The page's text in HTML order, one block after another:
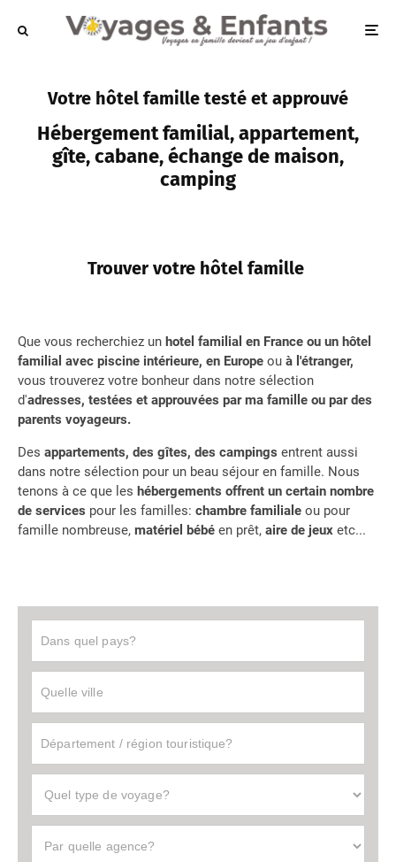
Votre hôtel famille testé et approuvé
Hébergement familial, appartement,
gîte, cabane, échange de maison,
camping
Trouver votre hôtel famille
Que vous recherchiez un hotel familial en France ou un hôtel
familial avec piscine intérieure, en Europe ou à l'étranger,
vous trouverez votre bonheur dans notre sélection
d'adresses, testées et approuvées par ma famille ou par des
parents voyageurs.
Des appartements, des gîtes, des campings entrent aussi
dans notre sélection pour un beau séjour en famille. Nous
tenons à ce que les hébergements offrent un certain nombre
de services pour les familles: chambre familiale ou pour
famille nombreuse, matériel bébé en prêt, aire de jeux etc...
Type